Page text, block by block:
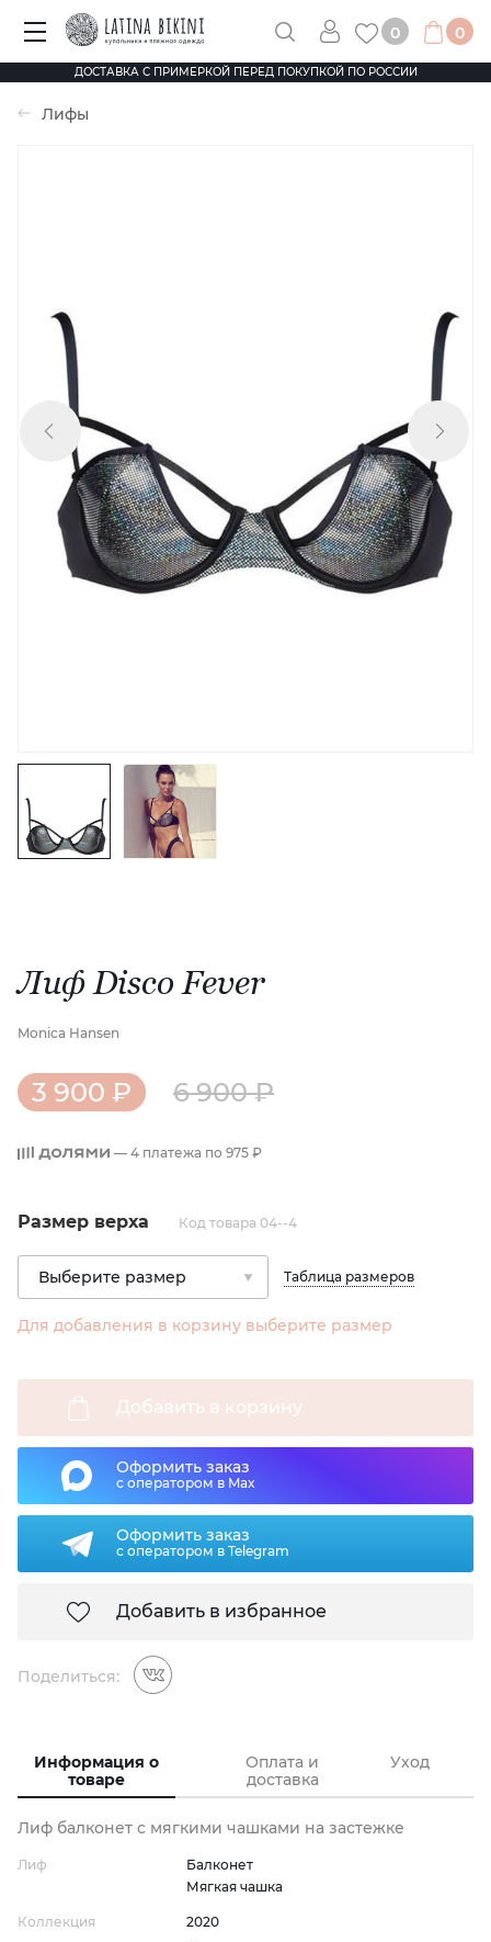
ДОСТАВКА С ПРИМЕРКОЙ ПЕРЕД ПОКУПКОЙ ПО РОССИИ
0 0
Лифы
Лиф Disco Fever
Monica Hansen
3 900 ₽ 6 900 ₽
— 4 платежа по 975 ₽
Размер верха Код товара 04--4
Таблица размеров
Для добавления в корзину выберите размер
Добавить в корзину
Оформить заказ
с оператором в Max
Оформить заказ
с оператором в Telegram
Добавить в избранное
Поделиться:
Информация о
товаре
Оплата и
доставка
Уход
Лиф балконет с мягкими чашками на застежке
Лиф
Балконет
Мягкая чашка
Коллекция
2020